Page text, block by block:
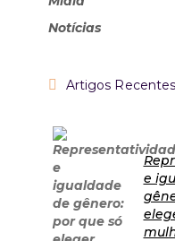
Notícias
Artigos Recentes
e